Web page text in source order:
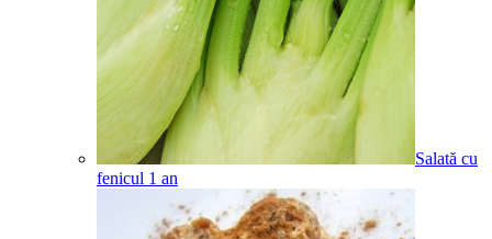
Salată cu
fenicul 1 an